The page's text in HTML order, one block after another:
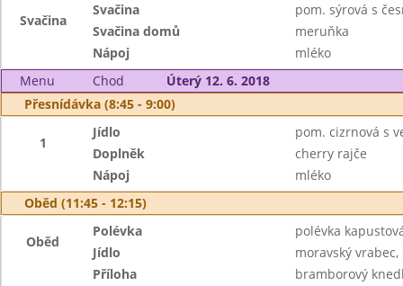
Svačina
Svačina
pom. sýrová s
Svačina domů
meruňka
Nápoj
mléko
Menu
Chod
Úterý 12. 6. 2018
Přesnídávka (8:45 - 9:00)
1
Jídlo
pom. cizrnová s
Doplněk
cherry rajče
Nápoj
mléko
Oběd (11:45 - 12:15)
Oběd
Polévka
polévka
Jídlo
moravský
Příloha
bramborový